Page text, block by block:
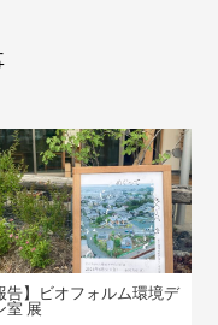
告】ビオフォルム環境デ
室 展